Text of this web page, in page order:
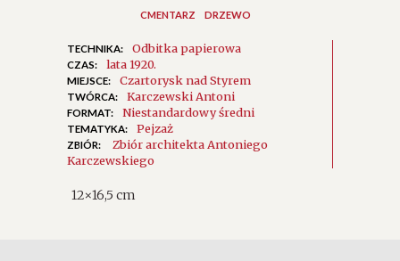
CMENTARZ DRZEWO
TECHNIKA: Odbitka papierowa
CZAS: lata 1920.
MIEJSCE: Czartorysk nad Styrem
TWÓRCA: Karczewski Antoni
FORMAT: Niestandardowy średni
TEMATYKA: Pejzaż
ZBIÓR:
Zbiór architekta Antoniego
Karczewskiego
12×16,5 cm